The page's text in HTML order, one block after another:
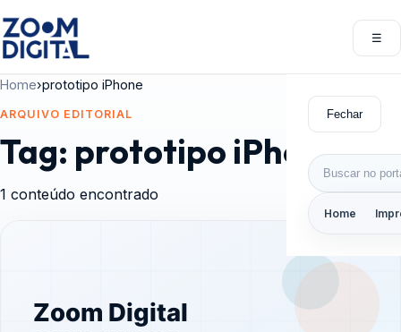
☰
Fechar
Buscar por:
Home
Home›prototipo iPhone
ARQUIVO EDITORIAL
Tag: prototipo iPhone
1 conteúdo encontrado